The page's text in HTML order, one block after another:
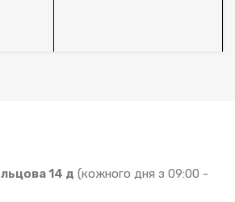
14 д (кожного дня з 09:00 -